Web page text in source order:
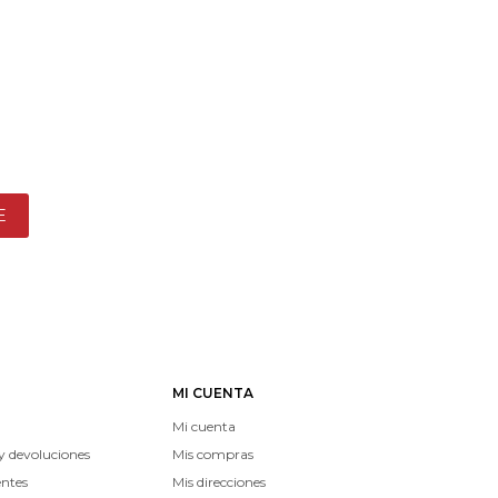
devoluciones
MI CUENTA
Mi cuenta
Mis compras
Mis direcciones